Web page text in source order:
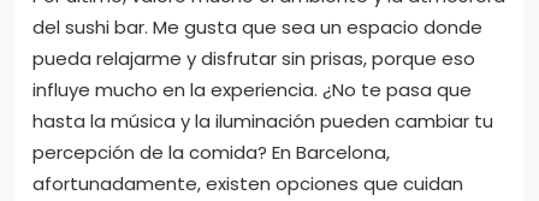
del sushi bar. Me gusta que sea un espacio donde
pueda relajarme y disfrutar sin prisas, porque eso
influye mucho en la experiencia. ¿No te pasa que
hasta la música y la iluminación pueden cambiar tu
percepción de la comida? En Barcelona,
afortunadamente, existen opciones que cuidan